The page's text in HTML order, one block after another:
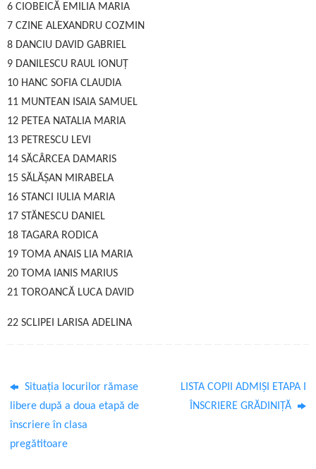
6 CIOBEICĂ EMILIA MARIA
7 CZINE ALEXANDRU COZMIN
8 DANCIU DAVID GABRIEL
9 DANILESCU RAUL IONUȚ
10 HANC SOFIA CLAUDIA
11 MUNTEAN ISAIA SAMUEL
12 PETEA NATALIA MARIA
13 PETRESCU LEVI
14 SĂCÂRCEA DAMARIS
15 SĂLĂȘAN MIRABELA
16 STANCI IULIA MARIA
17 STĂNESCU DANIEL
18 TAGARA RODICA
19 TOMA ANAIS LIA MARIA
20 TOMA IANIS MARIUS
21 TOROANCĂ LUCA DAVID
22 SCLIPEI LARISA ADELINA
Situația locurilor rămase
libere după a doua etapă de
înscriere în clasa
pregătitoare
LISTA COPII ADMIȘI ETAPA I
ÎNSCRIERE GRĂDINIȚĂ